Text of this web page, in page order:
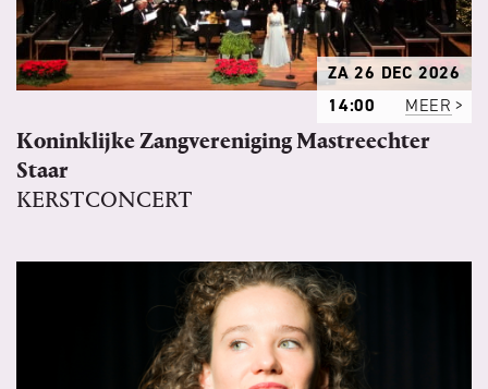
ZA 26 DEC 2026
14:00
MEER
Koninklijke Zangvereniging Mastreechter
Staar
KERSTCONCERT